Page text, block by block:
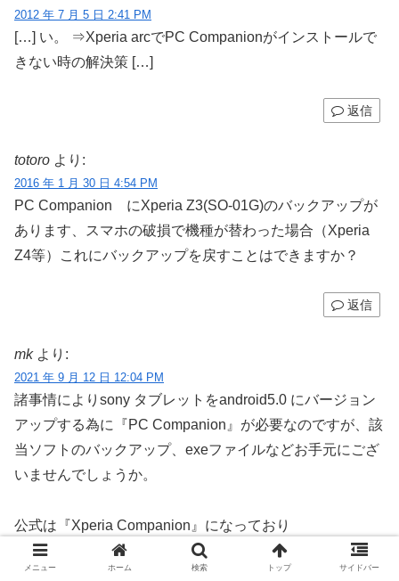
2012 年 7 月 5 日 2:41 PM
[…] い。 ⇒Xperia arcでPC Companionがインストールで
きない時の解決策 […]
返信
totoro より:
2016 年 1 月 30 日 4:54 PM
PC Companion にXperia Z3(SO-01G)のバックアップが
あります、スマホの破損で機種が替わった場合（Xperia
Z4等）これにバックアップを戻すことはできますか？
返信
mk より:
2021 年 9 月 12 日 12:04 PM
諸事情によりsony タブレットをandroid5.0 にバージョン
アップする為に『PC Companion』が必要なのですが、該
当ソフトのバックアップ、exeファイルなどお手元にござ
いませんでしょうか。
公式は『Xperia Companion』になっており
ダウンロードできません。
メニュー ホーム 検索 トップ サイドバー